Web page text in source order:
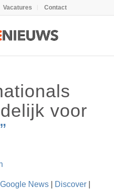
Vacatures Contact
voor
”
Google News| Discover|